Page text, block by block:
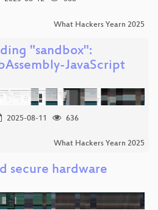
What Hackers Yearn 2025
"sandbox":
JavaScript
2025-08-11
636
What Hackers Yearn 2025
secure hardware